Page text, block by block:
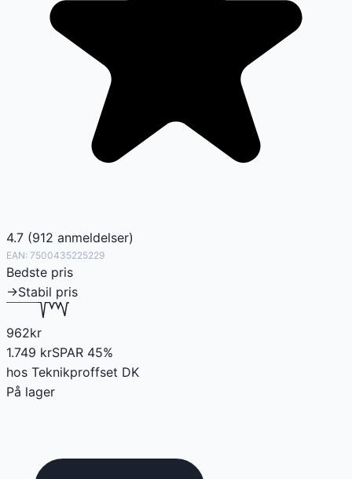
4.7 (912 anmeldelser)
EAN: 7500435225229
Bedste pris
→Stabil pris
962kr
1.749 krSPAR 45%
hos Teknikproffset DK
På lager